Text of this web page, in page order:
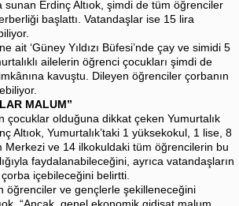
Erdinç Altıok, şimdi de tüm öğrenciler
başlattı. Vatandaşlar ise 15 lira
ait ‘Güney Yıldızı Büfesi’nde çay ve simidi 5
ailelerin öğrenci çocukları şimdi de
kavuştu. Dileyen öğrenciler çorbanın
MALUM”
çocuklar olduğuna dikkat çeken Yumurtalık
Altıok, Yumurtalık’taki 1 yüksekokul, 1 lise, 8
Merkezi ve 14 ilkokuldaki tüm öğrencilerin bu
faydalanabileceğini, ayrıca vatandaşların
içebileceğini belirtti.
öğrenciler ve gençlerle şekilleneceğini
“Ancak, genel ekonomik gidişat malum,